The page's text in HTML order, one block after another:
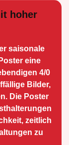
hoher
saisonale
eine
4/0
Bilder,
Die Poster
zeitlich
zu